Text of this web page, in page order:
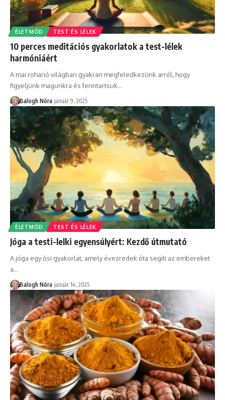
ÉLETMÓD TEST ÉS LÉLEK
10 perces meditációs gyakorlatok a test-lélek
harmóniáért
A mai rohanó világban gyakran megfeledkezünk arról, hogy
figyeljünk magunkra és fenntartsuk…
Balogh Nóra január 9, 2025
ÉLETMÓD TEST ÉS LÉLEK
Jóga a testi-lelki egyensúlyért: Kezdő útmutató
A jóga egy ősi gyakorlat, amely évezredek óta segíti az embereket
a…
Balogh Nóra január 14, 2025